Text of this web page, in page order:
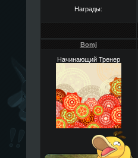
Награды:
Bomj
Начинающий Тренер